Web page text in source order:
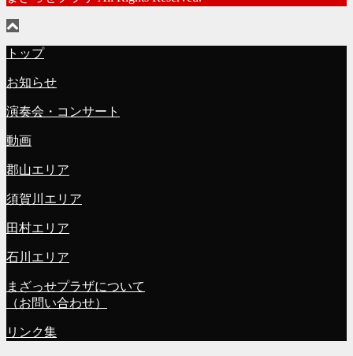
トップ
お知らせ
演奏会・コンサート
動画
郡山エリア
須賀川エリア
田村エリア
石川エリア
まざっせプラザについて
（お問い合わせ）
リンク集